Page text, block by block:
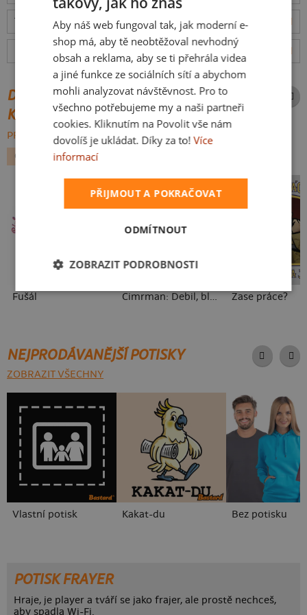
Tabulka velikostí: Jakou vybrat? rozměry
Hodnocení: 4.93 ( recenzí)
DALŠÍ POTISKY ZE STEJNÉ
KATEGORIE
PROCHÁZET VŠE:
GEEK
GAMING
Fušál Cimrman: Debil, blbeček Zase práce?
NEJPRODÁVANĚJŠÍ POTISKY
ZOBRAZIT VŠECHNY
Vlastní potisk Kakat-du Bez potisku
POTISK FRAYER
Hraje, je player a tváří se jako frajer, ale prostě nechceš,
aby spadla Wi-Fi.
SLOVAK
Aby náš web fungoval tak, jak moderní e-
shop má, aby tě neobtěžoval nevhodný
obsah a reklama, aby se ti přehrála videa
a jiné funkce ze sociálních sítí a abychom
mohli analyzovat návštěvnost. Pro to
všechno potřebujeme my a naši partneři
cookies. Kliknutím na Povolit vše nám
dovolíš je ukládat. Díky za to! Více
informací
PŘIJMOUT A POKRAČOVAT
ODMÍTNOUT
ZOBRAZIT PODROBNOSTI